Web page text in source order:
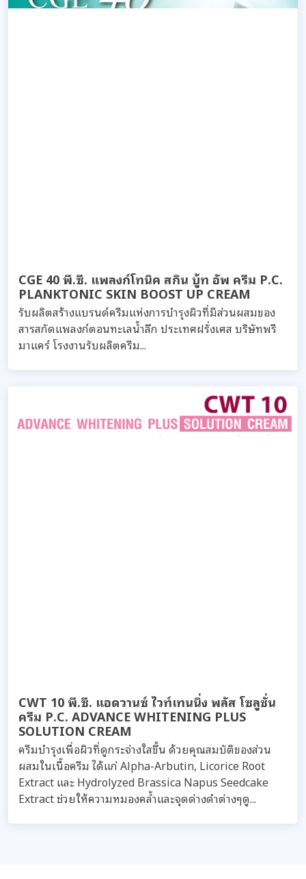
CGE 40 พี.ซี. แพลงก์โทนิค สกิน บู้ท อัพ ครีม P.C.
PLANKTONIC SKIN BOOST UP CREAM
รับผลิตสร้างแบรนด์ครีมแห่งการบำรุงผิวที่มีส่วนผสมของ
สารสกัดแพลงก์ตอนทะเลน้ำลึก ประเทศฝรั่งเศส บริษัทพรี
มาแคร์ โรงงานรับผลิตครีม...
CWT 10 พี.ซี. แอดวานซ์ ไวท์เทนนิ่ง พลัส โซลูชั่น
ครีม P.C. ADVANCE WHITENING PLUS
SOLUTION CREAM
ครีมบำรุงเพื่อผิวที่ดูกระจ่างใสขึ้น ด้วยคุณสมบัติของส่วน
ผสมในเนื้อครีม ได้แก่ Alpha-Arbutin, Licorice Root
Extract และ Hydrolyzed Brassica Napus Seedcake
Extract ช่วยให้ความหมองคล้ำและจุดด่างดำต่างๆดู...